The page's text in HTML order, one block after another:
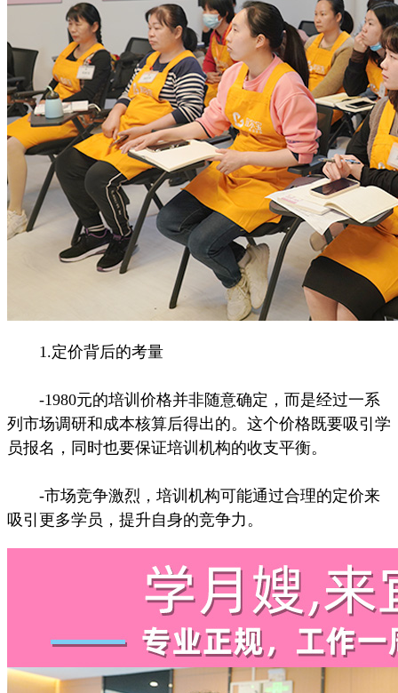
1.定价背后的考量
-1980元的培训价格并非随意确定，而是经过一系
列市场调研和成本核算后得出的。这个价格既要吸引学
员报名，同时也要保证培训机构的收支平衡。
-市场竞争激烈，培训机构可能通过合理的定价来
吸引更多学员，提升自身的竞争力。